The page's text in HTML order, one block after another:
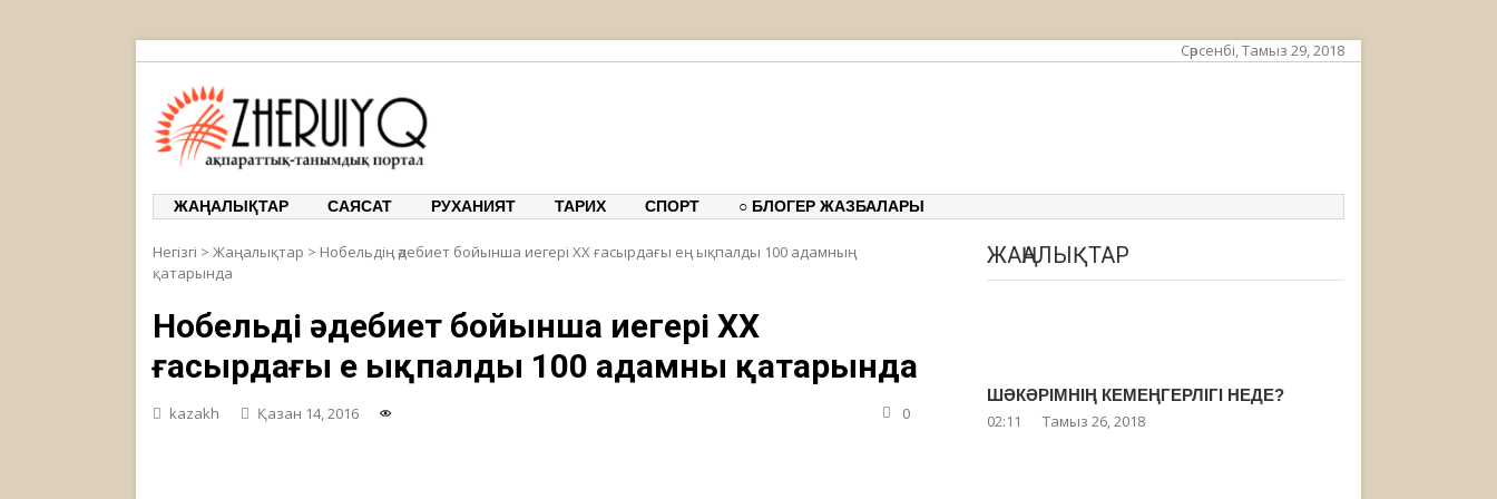
Сәрсенбі, Тамыз 29, 2018
ЖАҢАЛЫҚТАР САЯСАТ РУХАНИЯТ ТАРИХ СПОРТ ○ БЛОГЕР ЖАЗБАЛАРЫ
Негізгі > Жаңалықтар > Нобельдің әдебиет бойынша иегері ХХ ғасырдағы ең ықпалды 100 адамның
қатарында
Нобельдің әдебиет бойынша иегері ХХ
ғасырдағы ең ықпалды 100 адамның қатарында
kazakh Қазан 14, 2016 0
ЖАҢАЛЫҚТАР
ШӘКӘРІМНІҢ КЕМЕҢГЕРЛІГІ НЕДЕ?
02:11 Тамыз 26, 2018